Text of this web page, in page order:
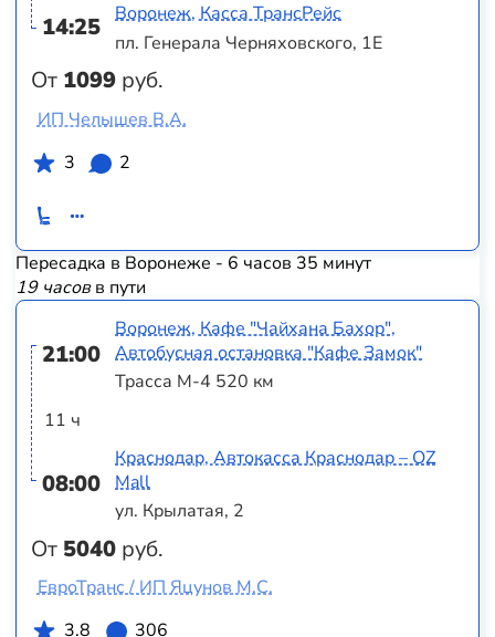
14:25
От 1099 руб.
Воронеж, Касса ТрансРейс
пл. Генерала Черняховского, 1Е
ИП Челышев В.А.
3
2
Пересадка в Воронеже - 6 часов 35 минут
19 часовв пути
21:00
11 ч
08:00
От 5040 руб.
Воронеж, Кафе "Чайхана Бахор",
Автобусная остановка "Кафе Замок"
Трасса М-4 520 км
Краснодар, Автокасса Краснодар – OZ
Mall
ул. Крылатая, 2
ЕвроТранс / ИП Яцунов М.С.
3.8
306